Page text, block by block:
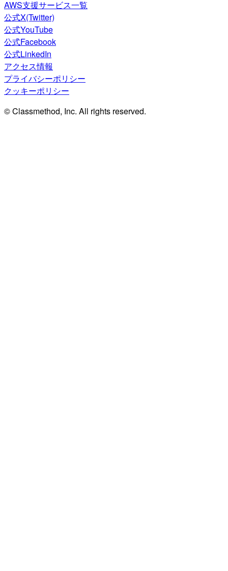
AWS支援サービス一覧
公式X(Twitter)
公式YouTube
公式Facebook
公式LinkedIn
アクセス情報
プライバシーポリシー
クッキーポリシー
© Classmethod, Inc. All rights reserved.